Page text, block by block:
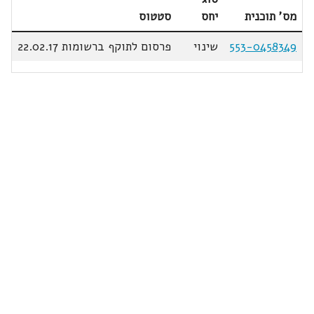
מס' תוכנית
יחס
סטטוס
553-0458349
שינוי פרסום לתוקף ברשומות 22.02.17